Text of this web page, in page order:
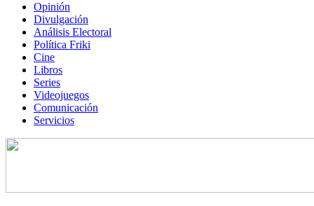
Opinión
Divulgación
Análisis Electoral
Política Friki
Cine
Libros
Series
Videojuegos
Comunicación
Servicios